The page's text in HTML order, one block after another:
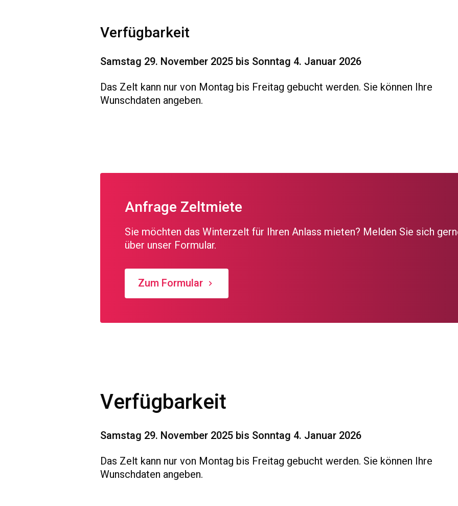
Verfügbarkeit
Samstag 29. November 2025 bis Sonntag 4. Januar 2026
Das Zelt kann nur von Montag bis Freitag gebucht werden. Sie können Ihre
Wunschdaten angeben.
Anfrage Zeltmiete
Sie möchten das Winterzelt für Ihren Anlass mieten? Melden Sie sich
über unser Formular.
Zum Formular
Verfügbarkeit
Samstag 29. November 2025 bis Sonntag 4. Januar 2026
Das Zelt kann nur von Montag bis Freitag gebucht werden. Sie können Ihre
Wunschdaten angeben.